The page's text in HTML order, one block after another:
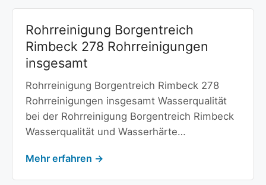
Rohrreinigung Borgentreich
Rimbeck 278 Rohrreinigungen
insgesamt
Rohrreinigung Borgentreich Rimbeck 278
Rohrreinigungen insgesamt Wasserqualität
bei der Rohrreinigung Borgentreich Rimbeck
Wasserqualität und Wasserhärte…
Mehr erfahren →